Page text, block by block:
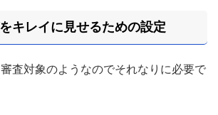
キレイに見せるための設定
査対象のようなのでそれなりに必要で